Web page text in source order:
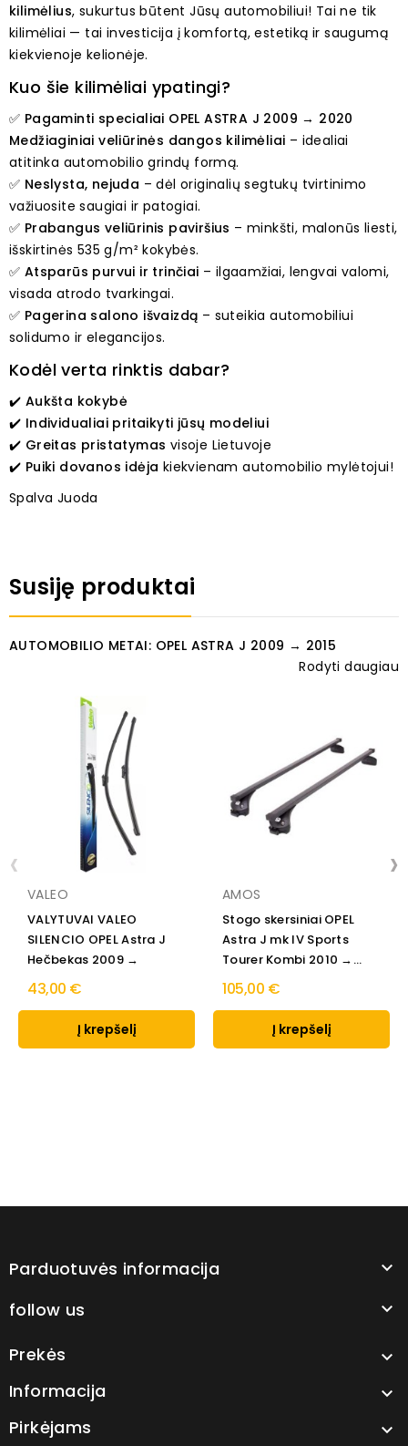
kilimėlius, sukurtus būtent Jūsų automobiliui! Tai ne tik
kilimėliai — tai investicija į komfortą, estetiką ir saugumą
kiekvienoje kelionėje.
Kuo šie kilimėliai ypatingi?
✅ Pagaminti specialiai OPEL ASTRA J 2009 → 2020
Medžiaginiai veliūrinės dangos kilimėliai – idealiai
atitinka automobilio grindų formą.
✅ Neslysta, nejuda – dėl originalių segtukų tvirtinimo
važiuosite saugiai ir patogiai.
✅ Prabangus veliūrinis paviršius – minkšti, malonūs liesti,
išskirtinės 535 g/m² kokybės.
✅ Atsparūs purvui ir trinčiai – ilgaamžiai, lengvai valomi,
visada atrodo tvarkingai.
✅ Pagerina salono išvaizdą – suteikia automobiliui
solidumo ir elegancijos.
Kodėl verta rinktis dabar?
✔️ Aukšta kokybė
✔️ Individualiai pritaikyti jūsų modeliui
✔️ Greitas pristatymas visoje Lietuvoje
✔️ Puiki dovanos idėja kiekvienam automobilio mylėtojui!
Spalva Juoda
Susiję produktai
AUTOMOBILIO METAI: OPEL ASTRA J 2009 → 2015
Rodyti daugiau
VALEO
VALYTUVAI VALEO
SILENCIO OPEL Astra J
Hečbekas 2009 →
43,00 €
Į krepšelį
AMOS
Stogo skersiniai OPEL
Astra J mk IV Sports
Tourer Kombi 2010 →...
105,00 €
Į krepšelį
‹ ›
Parduotuvės informacija 
follow us 
Prekės 
Informacija 
Pirkėjams 